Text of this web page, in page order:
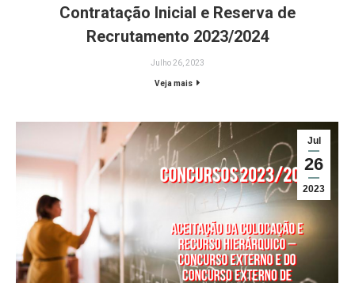
Contratação Inicial e Reserva de
Recrutamento 2023/2024
Julho 26, 2023
Veja mais
Jul
26
2023